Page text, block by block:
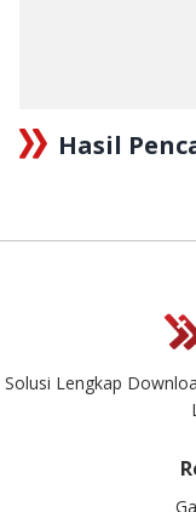
Hasil
Solusi Lengkap